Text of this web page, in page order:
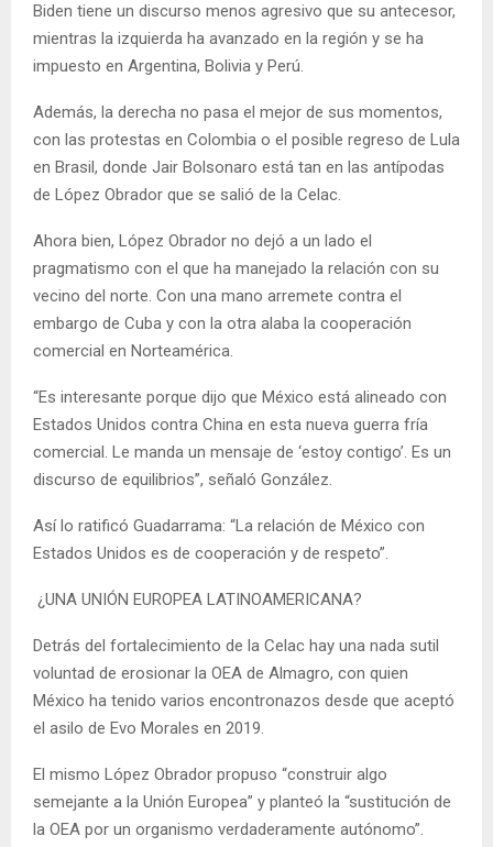
Biden tiene un discurso menos agresivo que su antecesor,
mientras la izquierda ha avanzado en la región y se ha
impuesto en Argentina, Bolivia y Perú.
Además, la derecha no pasa el mejor de sus momentos,
con las protestas en Colombia o el posible regreso de Lula
en Brasil, donde Jair Bolsonaro está tan en las antípodas
de López Obrador que se salió de la Celac.
Ahora bien, López Obrador no dejó a un lado el
pragmatismo con el que ha manejado la relación con su
vecino del norte. Con una mano arremete contra el
embargo de Cuba y con la otra alaba la cooperación
comercial en Norteamérica.
“Es interesante porque dijo que México está alineado con
Estados Unidos contra China en esta nueva guerra fría
comercial. Le manda un mensaje de ‘estoy contigo’. Es un
discurso de equilibrios”, señaló González.
Así lo ratificó Guadarrama: “La relación de México con
Estados Unidos es de cooperación y de respeto”.
¿UNA UNIÓN EUROPEA LATINOAMERICANA?
Detrás del fortalecimiento de la Celac hay una nada sutil
voluntad de erosionar la OEA de Almagro, con quien
México ha tenido varios encontronazos desde que aceptó
el asilo de Evo Morales en 2019.
El mismo López Obrador propuso “construir algo
semejante a la Unión Europea” y planteó la “sustitución de
la OEA por un organismo verdaderamente autónomo”.